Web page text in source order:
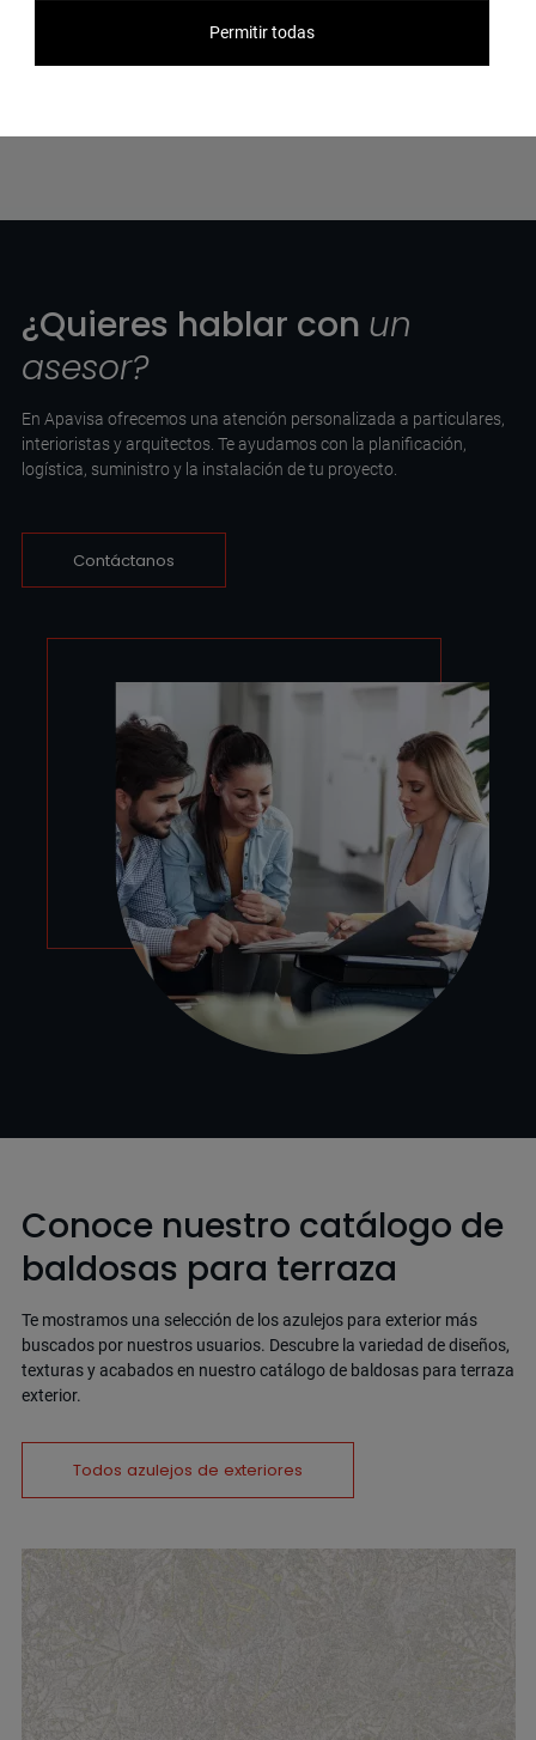
¿Quieres hablar con un
asesor?
En Apavisa ofrecemos una atención personalizada a particulares,
interioristas y arquitectos. Te ayudamos con la planificación,
logística, suministro y la instalación de tu proyecto.
Contáctanos
Conoce nuestro catálogo de
baldosas para terraza
Te mostramos una selección de los azulejos para exterior más
buscados por nuestros usuarios. Descubre la variedad de diseños,
texturas y acabados en nuestro catálogo de baldosas para terraza
exterior.
Todos azulejos de exteriores
Permitir todas